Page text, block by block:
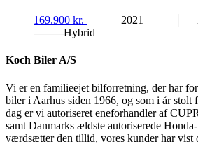
169.900 kr. 2021
Hybrid
Koch Biler A/S
Vi er en familieejet bilforretning, der har
biler i Aarhus siden 1966, og som i år
dag er vi autoriseret eneforhandler af
samt Danmarks ældste autoriserede
værdsætter den tillid, vores kunder har vist